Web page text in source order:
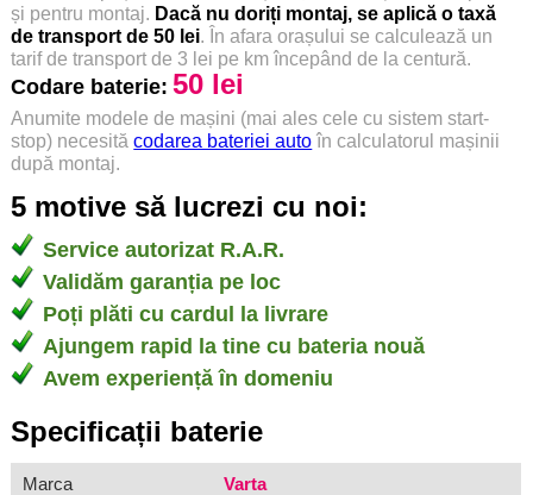
și pentru montaj. Dacă nu doriți montaj, se aplică o taxă
de transport de 50 lei. În afara orașului se calculează un
tarif de transport de 3 lei pe km începând de la centură.
Codare baterie: 50 lei
Anumite modele de mașini (mai ales cele cu sistem start-
stop) necesităcodarea bateriei auto în calculatorul mașinii
după montaj.
5 motive să lucrezi cu noi:
Service autorizat R.A.R.
Validăm garanția pe loc
Poți plăti cu cardul la livrare
Ajungem rapid la tine cu bateria nouă
Avem experiență în domeniu
Specificații baterie
Marca Varta